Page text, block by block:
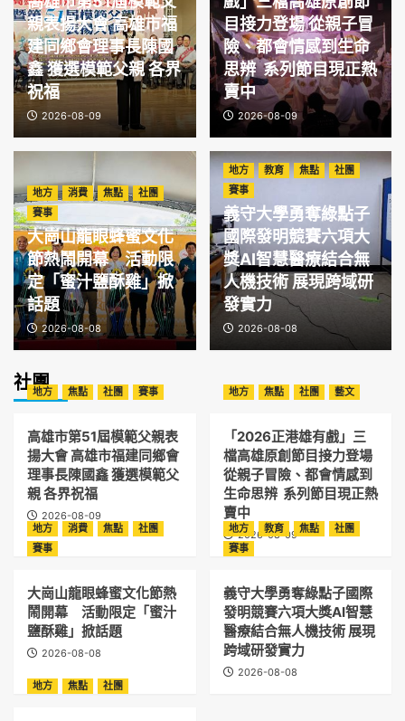
親表揚大會 高雄市福
建同鄉會理事長陳國
鑫 獲選模範父親 各界
祝福
2026-08-09
目接力登場 從親子冒
險、都會情感到生命
思辨 系列節目現正熱
賣中
2026-08-09
地方 消費 焦點
社團
賽事
大崗山龍眼蜂蜜文化
節熱鬧開幕 活動限
定「蜜汁鹽酥雞」掀
話題
2026-08-08
地方 教育 焦點
社團
賽事
義守大學勇奪綠點子
國際發明競賽六項大
獎AI智慧醫療結合無
人機技術 展現跨域研
發實力
2026-08-08
社團
地方 焦點 社團 賽事
高雄市第51屆模範父親表
揚大會 高雄市福建同鄉會
理事長陳國鑫 獲選模範父
親 各界祝福
2026-08-09
地方 焦點 社團 藝文
「2026正港雄有戲」三
檔高雄原創節目接力登場
從親子冒險、都會情感到
生命思辨 系列節目現正熱
賣中
2026-08-09
地方 消費 焦點
社團
賽事
大崗山龍眼蜂蜜文化節熱
鬧開幕 活動限定「蜜汁
鹽酥雞」掀話題
2026-08-08
地方 教育 焦點
社團
賽事
義守大學勇奪綠點子國際
發明競賽六項大獎AI智慧
醫療結合無人機技術 展現
跨域研發實力
2026-08-08
地方
焦點 社團